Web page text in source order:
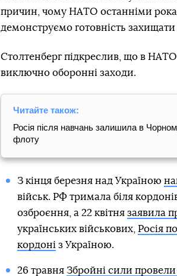
причин, чому НАТО останніми
демонструємо готовність
Столтенберг підкреслив, що в
виключно оборонні заходи.
Читайте також:
Росія після навчань залишила в
флоту
З кінця березня над Україною
військ. РФ тримала біля
озброєння, а 22 квітня заявила
українських військових, Росія
кордоні з Україною.
26 травня Збройні сили